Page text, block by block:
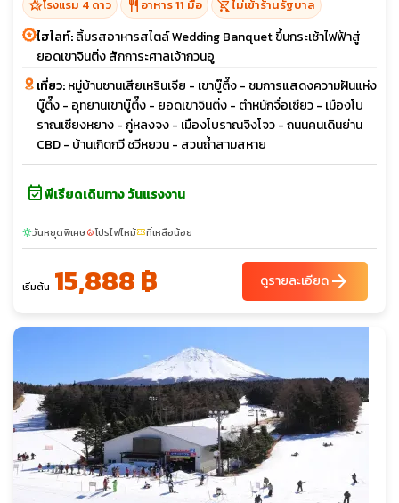
hotel_classโรงแรม 4 ดาว restaurant อาหาร 11 มื้อ shopping_cart_offไม่เข้าร้านรัฐบาล
ไฮไลท์:ลิ้มรสอาหารสไตล์ Wedding Banquet ขึ้นกระเช้าไฟฟ้าสู่
ยอดเขาจินติ่ง สักการะศาลเจ้ากวนอู
เที่ยว:หมู่บ้านซานเสียเหรินเจีย - เขาบู๊ตึ๊ง - ชมการแสดงความฝันแห่ง
บู๊ตึ๊ง - อุทยานเขาบู๊ตึ๊ง - ยอดเขาจินติ่ง - ตำหนักจื่อเซียว - เมืองโบ
ราณเซียงหยาง - กู่หลงจง - เมืองโบราณจิงโจว - ถนนคนเดินย่าน
CBD - บ้านเกิดกวี ชวีหยวน - สวนถ้ำสามสหาย
event_availableพีเรียดเดินทาง วันแรงงาน
sunnyวันหยุดพิเศษlocal_fire_departmentโปรไฟไหม้confirmation_numberที่เหลือน้อย
เริ่มต้น 15,888 ฿ ดูรายละเอียดarrow_forward